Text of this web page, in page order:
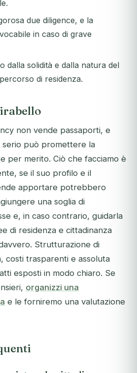
due diligence, e la
in caso di grave
dalla solidità e dalla natura del
di residenza.
non vende passaporti, e
serio può promettere la
per merito. Ciò che facciamo è
se il suo profilo e il
apportare potrebbero
una soglia di
e, in caso contrario, guidarla
di residenza e cittadinanza
Strutturazione di
costi trasparenti e assoluta
esposti in modo chiaro. Se
organizzi una
e le forniremo una valutazione